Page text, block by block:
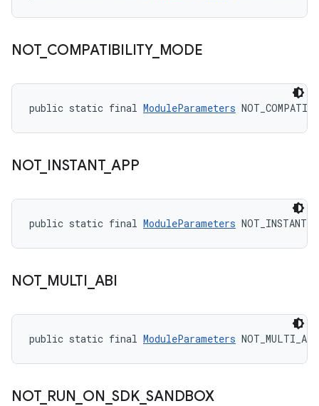
NOT_ COMPATIBILITY_ MODE
public static final ModuleParameters
NOT_ INSTANT_ APP
public static final ModuleParameters
NOT_ MULTI ABI
public static final ModuleParameters NOT_MULTI_ABI
NOT_ RUN ON _SDK_SANDBOX